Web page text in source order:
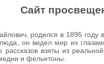
Сайт
родился в 1895 году
он видел мир их
рассказов взяты из
и фельетоны.